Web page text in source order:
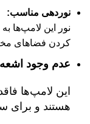
نوردهی مناسب:
نور این لامپ‌ها
کردن فضاهای
عدم وجود
این لامپ‌ها
هستند و برای